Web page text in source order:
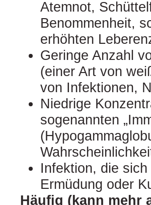
Atemnot,
Benommenheit,
erhöhten
Geringe Anzahl
(einer Art von
von Infektionen,
Niedrige
sogenannten
Infektion, die
Ermüdung oder
Häufig (kann mehr